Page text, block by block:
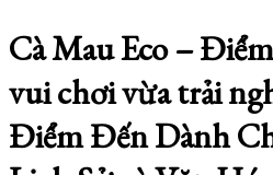
Cà Mau Eco –
vui chơi vừa trải
Điểm Đến Dành